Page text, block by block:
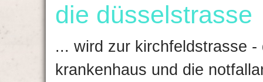
die düsselstrasse
... wird zur kirchfeldstrasse
krankenhaus und die